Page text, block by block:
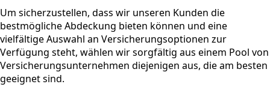
Um sicherzustellen, dass wir unseren Kunden die
bestmögliche Abdeckung bieten können und eine
vielfältige Auswahl an Versicherungsoptionen zur
Verfügung steht, wählen wir sorgfältig aus einem Pool von
Versicherungsunternehmen diejenigen aus, die am besten
geeignet sind.